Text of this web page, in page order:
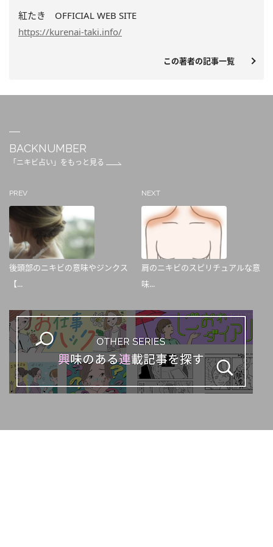
紅たき OFFICIAL WEB SITE
https://kurenai-taki.info/
この著者の記事一覧
BACKNUMBER
「ニキビ占い」をもっと見る
PREV
後頭部のニキビの意味やジンクス
【...
NEXT
肩のニキビのスピリチュアルな意
味...